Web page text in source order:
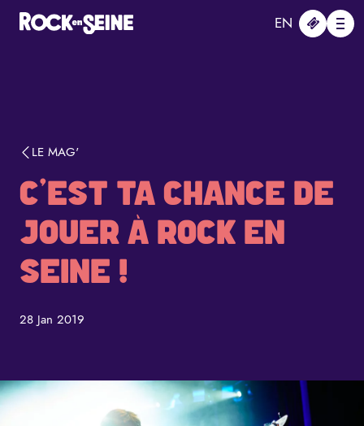
Aller au contenu principal
EN
LE MAG'
C'EST TA CHANCE DE
JOUER À ROCK EN
SEINE !
28 Jan 2019
Panneau de gestion des cookies